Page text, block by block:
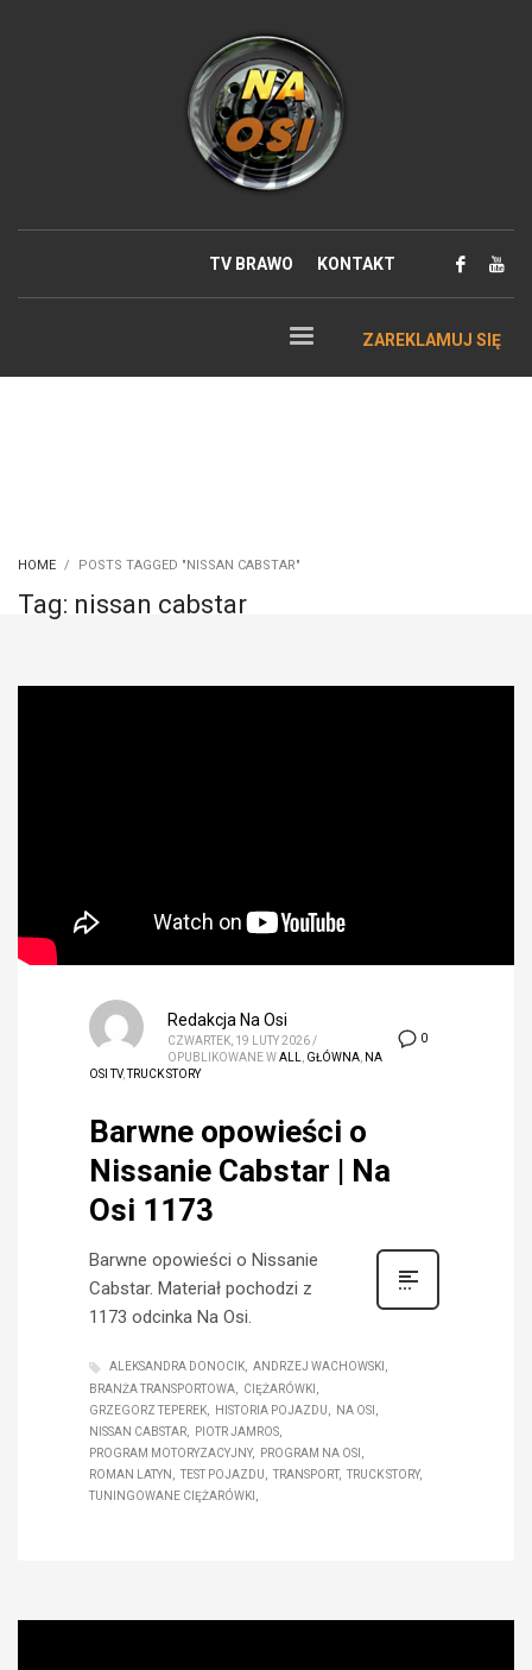
TV BRAWO KONTAKT
ZAREKLAMUJ SIĘ
HOME POSTS TAGGED "NISSAN CABSTAR"
Tag: nissan cabstar
0
Redakcja Na Osi
CZWARTEK, 19 LUTY 2026/
OPUBLIKOWANE WALL, GŁÓWNA, NA
OSI TV, TRUCK STORY
Barwne opowieści o
Nissanie Cabstar | Na
Osi 1173
Barwne opowieści o Nissanie
Cabstar. Materiał pochodzi z
1173 odcinka Na Osi.
ALEKSANDRA DONOCIK
ANDRZEJ WACHOWSKI
BRANŻA TRANSPORTOWA
CIĘŻARÓWKI
GRZEGORZ TEPEREK
HISTORIA POJAZDU
NA OSI
NISSAN CABSTAR
PIOTR JAMROS
PROGRAM MOTORYZACYJNY
PROGRAM NA OSI
ROMAN LATYN
TEST POJAZDU TRANSPORT
TRUCK STORY
TUNINGOWANE CIĘŻARÓWKI